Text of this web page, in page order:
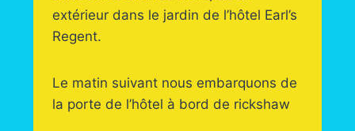
extérieur dans le jardin de l’hôtel Earl’s
Regent.
Le matin suivant nous embarquons de
la porte de l’hôtel à bord de rickshaw